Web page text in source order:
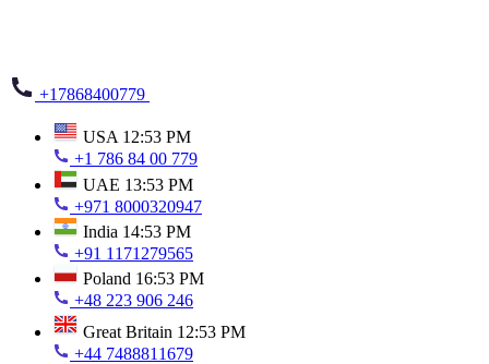
+17868400779
USA 12:53 PM
+1 786 84 00 779
UAE 13:53 PM
+971 8000320947
India 14:53 PM
+91 1171279565
Poland 16:53 PM
+48 223 906 246
Great Britain 12:53 PM
+44 7488811679